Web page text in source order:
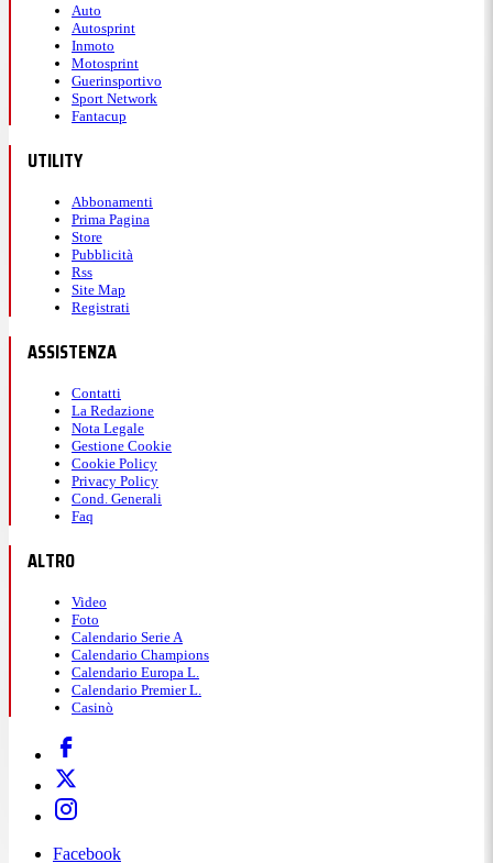
Auto
Autosprint
Inmoto
Motosprint
Guerinsportivo
Sport Network
Fantacup
UTILITY
Abbonamenti
Prima Pagina
Store
Pubblicità
Rss
Site Map
Registrati
ASSISTENZA
Contatti
La Redazione
Nota Legale
Gestione Cookie
Cookie Policy
Privacy Policy
Cond. Generali
Faq
ALTRO
Video
Foto
Calendario Serie A
Calendario Champions
Calendario Europa L.
Calendario Premier L.
Casinò
Facebook